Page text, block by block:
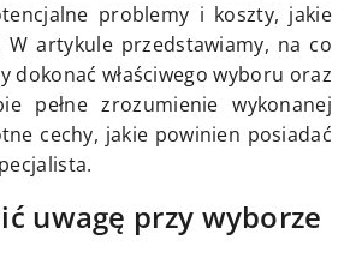
problemy i koszty, jakie
W artykule przedstawiamy, na co
dokonać właściwego wyboru oraz
pełne zrozumienie wykonanej
cechy, jakie powinien posiadać
uwagę przy wyborze